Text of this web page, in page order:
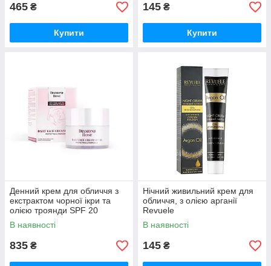
465 ₴
Купити
145 ₴
Купити
Денний крем для обличчя з
екстрактом чорної ікри та
олією троянди SPF 20
Diamond Rose BioFresh 50
мл
В наявності
835 ₴
Нічний живильний крем для
обличчя, з олією арганії
Revuele
В наявності
145 ₴